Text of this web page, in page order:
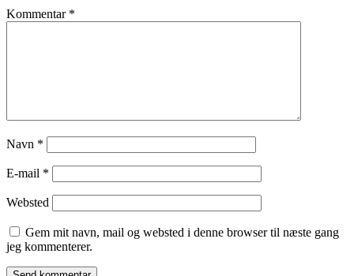
Kommentar *
Navn *
E-mail *
Websted
Gem mit navn, mail og websted i denne browser til næste gang
jeg kommenterer.